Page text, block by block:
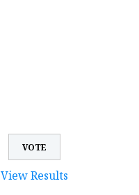
View Results